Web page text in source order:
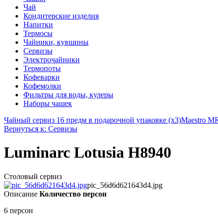
Чай
Кондитерские изделия
Напитки
Термосы
Чайники, кувшины
Сервизы
Электрочайники
Термопоты
Кофеварки
Кофемолки
Фильтры для воды, кулеры
Наборы чашек
Чайный сервиз 16 предм в подарочной упаковке (х3)Maestro
Вернуться к: Сервизы
Luminarc Lotusia H8940
Столовый сервиз
pic_56d6d621643d4.jpg
Описание Количество персон
6 персон